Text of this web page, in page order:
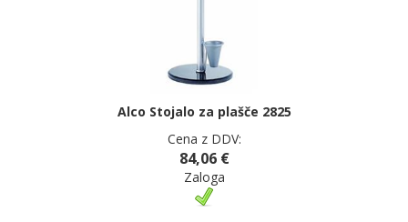
Alco Stojalo za plašče 2825
Cena z DDV:
84,06 €
Zaloga